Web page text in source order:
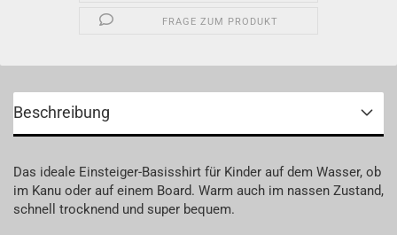
FRAGE ZUM PRODUKT
Beschreibung
Das ideale Einsteiger-Basisshirt für Kinder auf dem Wasser, ob
im Kanu oder auf einem Board. Warm auch im nassen Zustand,
schnell trocknend und super bequem.